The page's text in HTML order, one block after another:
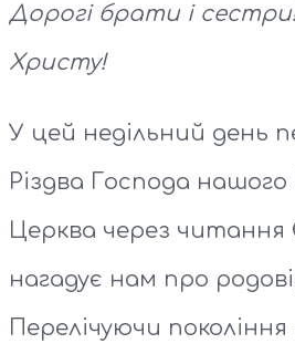
Дорогі брати і
Христу!
У цей недільний день
Різдва Господа
Церква через читання
нагадує нам про
Перелічуючи покоління